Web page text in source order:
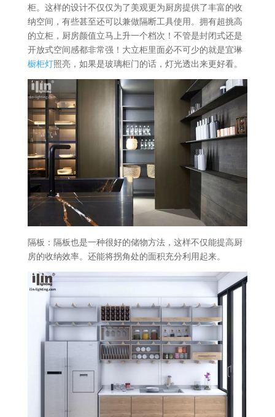
柜。这样的设计不仅仅为了美观更为厨房提供了丰富的收
纳空间，有些甚至还可以兼做隔断工具使用。拥有超挑高
的立柜，厨房颜值立马上升一个档次！不管是封闭式还是
开放式空间感都非常强！大立柜里面必不可少的就是宜琳
橱柜灯照亮，如果是玻璃柜门的话，灯光透出来更好看。
隔板：隔板也是一种很好的储物方法，这样不仅能提高厨
房的收纳效率。还能将拐角处的面积充分利用起来。